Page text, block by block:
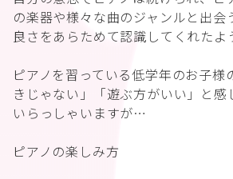
の楽器や様々な曲のジャンルと出会
良さをあらためて認識してくれた
ピアノを習っている低学年のお子様
きじゃない」「遊ぶ方がいい」と感
いらっしゃいますが…
ピアノの楽しみ方